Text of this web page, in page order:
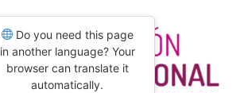
Do you need this page
in another language? Your
browser can translate it
automatically.